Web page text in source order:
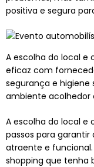
positiva e segura
A escolha do local e
eficaz com
segurança e
ambiente acolhedor
A escolha do local e
passos para
atraente e
shopping que tenha